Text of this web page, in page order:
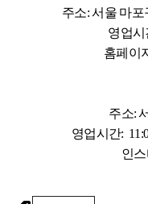
주소: 서울 마
영업시
홈페이
주소:
영업시간:
인